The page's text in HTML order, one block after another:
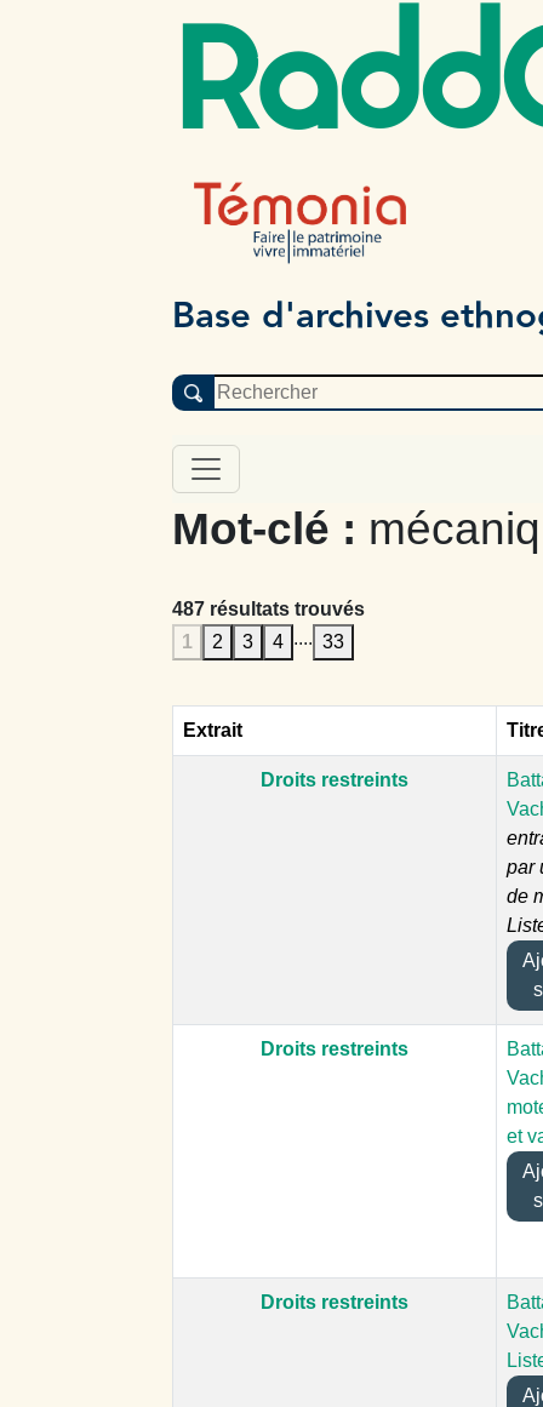
Base d'archives
Mot-clé :
487 résultats trouvés
1
2 3 4 .... 33
Extrait
Droits restreints
par
de
Droits restreints
et
Droits restreints